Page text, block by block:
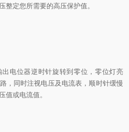
整定您所需要的高压保护值。
电位器逆时针旋转到零位，零位灯亮
，同时注视电压及电流表，顺时针缓慢
值或电流值。